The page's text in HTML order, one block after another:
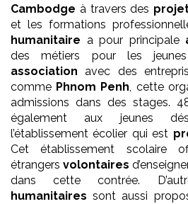
Cambodge à travers des
et les formations
humanitaire a pour principale
des métiers pour les
association avec des
comme Phnom Penh, cette
admissions dans des stages.
également aux jeunes
l’établissement écolier qui est
Cet établissement scolaire
étrangers volontaires
dans cette contrée.
humanitaires sont aussi